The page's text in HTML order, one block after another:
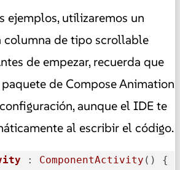
ejemplos, utilizaremos un
columna de tipo scrollable
de empezar, recuerda que
de Compose Animation
aunque el IDE te
al escribir el código.
: ComponentActivity () {